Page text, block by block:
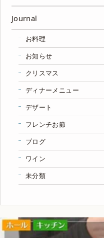
Journal
お料理
お知らせ
クリスマス
ディナーメニュー
デザート
フレンチお節
ブログ
ワイン
未分類